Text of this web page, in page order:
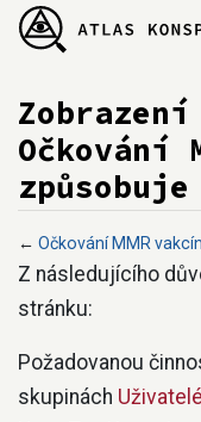
Očkování
← Očkování MMR
Přejít na:navigace,
Z následujícího
stránku:
Požadovanou
skupinách Uživatelé